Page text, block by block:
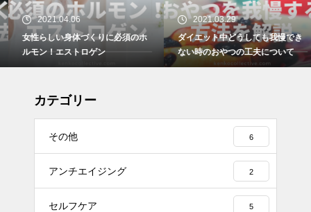
2021.04.06
女性らしい身体づくりに必須のホ
ルモン！エストロゲン
2021.03.29
ダイエット中どうしても我慢でき
ない時のおやつの工夫について
カテゴリー
その他 6
アンチエイジング 2
セルフケア 5